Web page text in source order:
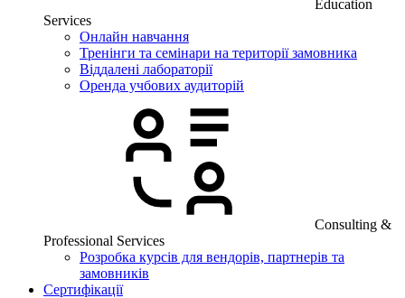
Education
Services
Онлайн навчання
Тренінги та семінари на території замовника
Віддалені лабораторії
Оренда учбових аудиторій
Consulting &
Professional Services
Розробка курсів для вендорів, партнерів та
замовників
Сертифікації